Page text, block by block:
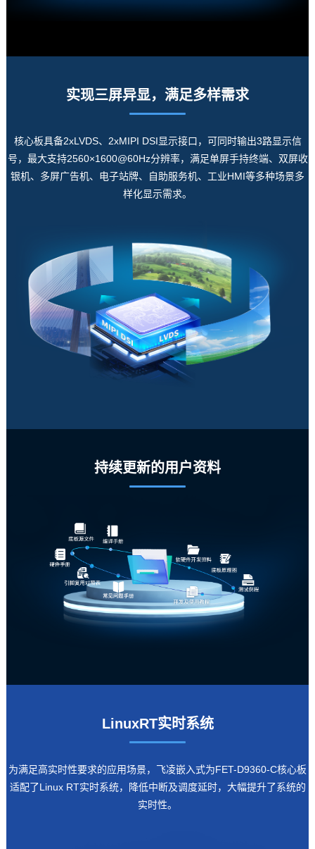
实现三屏异显，满足多样需求
核心板具备2xLVDS、2xMIPI DSI显示接口，可同时输出3路显示信
号，最大支持2560×1600@60Hz分辨率，满足单屏手持终端、双屏收
银机、多屏广告机、电子站牌、自助服务机、工业HMI等多种场景多
样化显示需求。
持续更新的用户资料
LinuxRT实时系统
为满足高实时性要求的应用场景， 飞凌嵌入式为FET-D9360-C核心板
适配了Linux RT实时系统，降低中断及调度延时，大幅提升了系统的
实时性。